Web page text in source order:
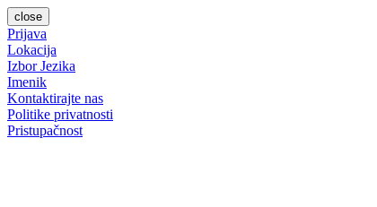
close
Prijava
Lokacija
Izbor Jezika
Imenik
Kontaktirajte nas
Politike privatnosti
Pristupačnost